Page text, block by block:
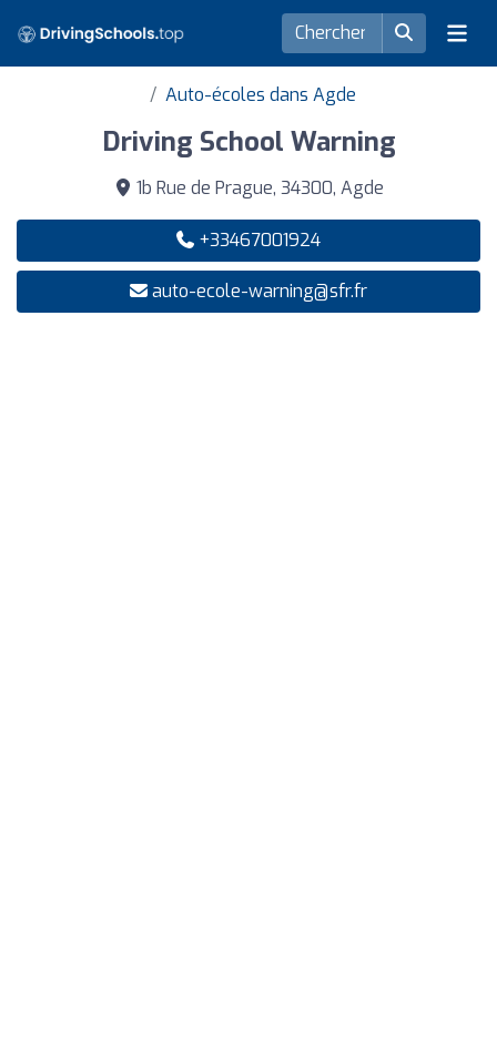
Auto-écoles dans Agde
Driving School Warning
1b Rue de Prague, 34300, Agde
+33467001924
auto-ecole-warning@sfr.fr